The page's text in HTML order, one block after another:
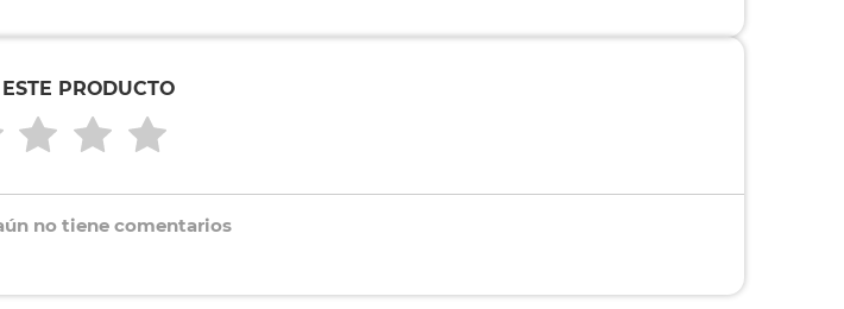
PRODUCTO
no tiene comentarios